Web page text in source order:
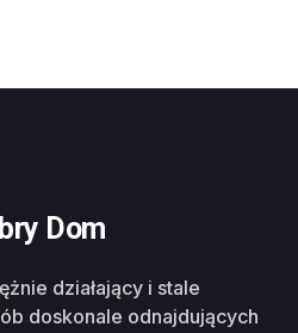
Dom
działający i stale
doskonale odnajdujących